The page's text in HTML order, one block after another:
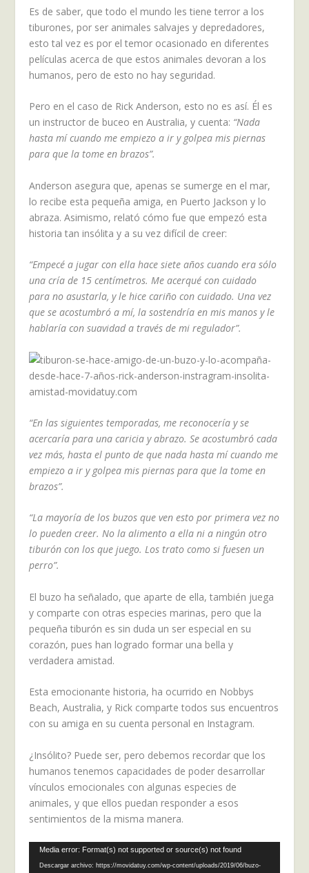
Es de saber, que todo el mundo les tiene terror a los
tiburones, por ser animales salvajes y depredadores,
esto tal vez es por el temor ocasionado en diferentes
películas acerca de que estos animales devoran a los
humanos, pero de esto no hay seguridad.
Pero en el caso de Rick Anderson, esto no es así. Él es
un instructor de buceo en Australia, y cuenta: “Nada
hasta mí cuando me empiezo a ir y golpea mis piernas
para que la tome en brazos”.
Anderson asegura que, apenas se sumerge en el mar,
lo recibe esta pequeña amiga, en Puerto Jackson y lo
abraza. Asimismo, relató cómo fue que empezó esta
historia tan insólita y a su vez difícil de creer:
“Empecé a jugar con ella hace siete años cuando era sólo
una cría de 15 centímetros. Me acerqué con cuidado
para no asustarla, y le hice cariño con cuidado. Una vez
que se acostumbró a mí, la sostendría en mis manos y le
hablaría con suavidad a través de mi regulador”.
“En las siguientes temporadas, me reconocería y se
acercaría para una caricia y abrazo. Se acostumbró cada
vez más, hasta el punto de que nada hasta mí cuando me
empiezo a ir y golpea mis piernas para que la tome en
brazos”.
“La mayoría de los buzos que ven esto por primera vez no
lo pueden creer. No la alimento a ella ni a ningún otro
tiburón con los que juego.Los trato como si fuesen un
perro”.
El buzo ha señalado, que aparte de ella, también juega
y comparte con otras especies marinas, pero que la
pequeña tiburón es sin duda un ser especial en su
corazón, pues han logrado formar una bella y
verdadera amistad.
Esta emocionante historia, ha ocurrido en Nobbys
Beach, Australia, y Rick comparte todos sus encuentros
con su amiga en su cuenta personal en Instagram.
¿Insólito? Puede ser, pero debemos recordar que los
humanos tenemos capacidades de poder desarrollar
vínculos emocionales con algunas especies de
animales, y que ellos puedan responder a esos
sentimientos de la misma manera.
Reproductor
de
Media error: Format(s) not supported or source(s) not found
Descargar archivo: https://movidatuy.com/wp-content/uploads/2019/06/buzo-